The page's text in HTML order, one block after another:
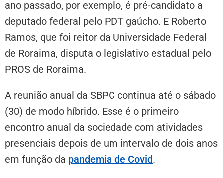
ano passado, por exemplo, é pré-candidato a
deputado federal pelo PDT gaúcho. E Roberto
Ramos, que foi reitor da Universidade Federal
de Roraima, disputa o legislativo estadual pelo
PROS de Roraima.
A reunião anual da SBPC continua até o sábado
(30) de modo híbrido. Esse é o primeiro
encontro anual da sociedade com atividades
presenciais depois de um intervalo de dois anos
em função da pandemia de Covid.